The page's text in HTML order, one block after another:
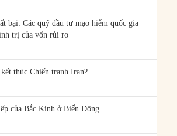
bại: Các quỹ đầu tư mạo hiểm quốc gia
trị của vốn rủi ro
thúc Chiến tranh Iran?
của Bắc Kinh ở Biển Đông